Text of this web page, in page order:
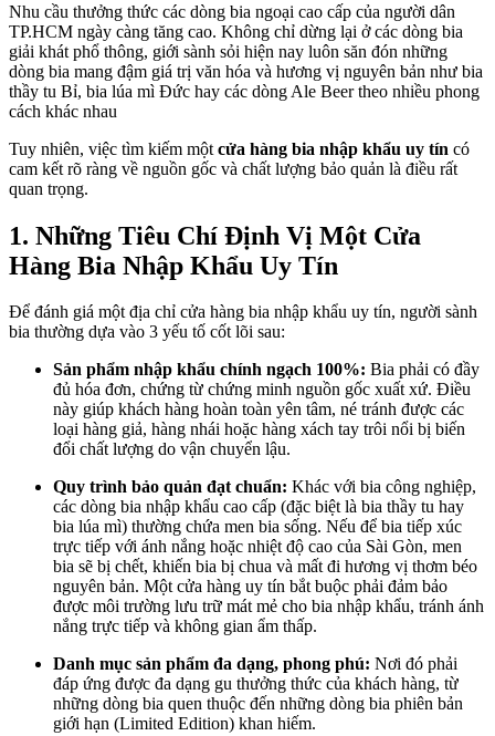
Nhu cầu thưởng thức các dòng bia ngoại cao cấp của người dân
TP.HCM ngày càng tăng cao. Không chỉ dừng lại ở các dòng bia
giải khát phổ thông, giới sành sỏi hiện nay luôn săn đón những
dòng bia mang đậm giá trị văn hóa và hương vị nguyên bản như bia
thầy tu Bỉ, bia lúa mì Đức hay các dòng Ale Beer theo nhiều phong
cách khác nhau
Tuy nhiên, việc tìm kiếm một cửa hàng bia nhập khẩu uy tín có
cam kết rõ ràng về nguồn gốc và chất lượng bảo quản là điều rất
quan trọng.
1. Những Tiêu Chí Định Vị Một Cửa
Hàng Bia Nhập Khẩu Uy Tín
Để đánh giá một địa chỉ cửa hàng bia nhập khẩu uy tín, người sành
bia thường dựa vào 3 yếu tố cốt lõi sau:
Sản phẩm nhập khẩu chính ngạch 100%: Bia phải có đầy
đủ hóa đơn, chứng từ chứng minh nguồn gốc xuất xứ. Điều
này giúp khách hàng hoàn toàn yên tâm, né tránh được các
loại hàng giả, hàng nhái hoặc hàng xách tay trôi nổi bị biến
đổi chất lượng do vận chuyển lậu.
Quy trình bảo quản đạt chuẩn: Khác với bia công nghiệp,
các dòng bia nhập khẩu cao cấp (đặc biệt là bia thầy tu hay
bia lúa mì) thường chứa men bia sống. Nếu để bia tiếp xúc
trực tiếp với ánh nắng hoặc nhiệt độ cao của Sài Gòn, men
bia sẽ bị chết, khiến bia bị chua và mất đi hương vị thơm béo
nguyên bản. Một cửa hàng uy tín bắt buộc phải đảm bảo
được môi trường lưu trữ mát mẻ cho bia nhập khẩu, tránh ánh
nắng trực tiếp và không gian ẩm thấp.
Danh mục sản phẩm đa dạng, phong phú: Nơi đó phải
đáp ứng được đa dạng gu thưởng thức của khách hàng, từ
những dòng bia quen thuộc đến những dòng bia phiên bản
giới hạn (Limited Edition) khan hiếm.